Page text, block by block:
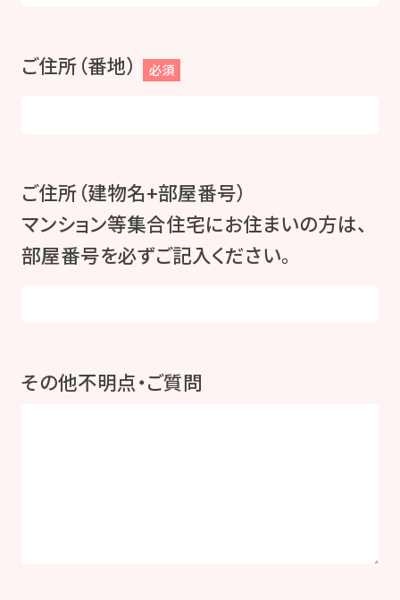
ご住所（番地） 必須
ご住所（建物名+部屋番号）
マンション等集合住宅にお住まいの方は、
部屋番号を必ずご記入ください。
その他不明点・ご質問